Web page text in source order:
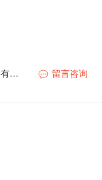
常州市震华干燥设备有限公司
留言咨询